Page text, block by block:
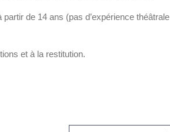
de 14 ans (pas d’expérience théâtrale
et à la restitution.